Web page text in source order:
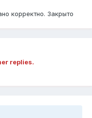
корректно. Закрыто
replies.